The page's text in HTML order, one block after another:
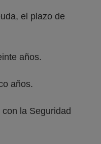
el plazo de
años.
años.
con la Seguridad